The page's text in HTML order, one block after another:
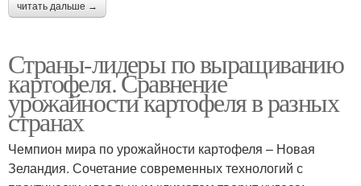
читать дальше →
Страны-лидеры по выращиванию
картофеля. Сравнение
урожайности картофеля в разных
странах
Чемпион мира по урожайности картофеля – Новая
Зеландия. Сочетание современных технологий с